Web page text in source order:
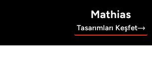
Mathias
Tasarımları Keşfet